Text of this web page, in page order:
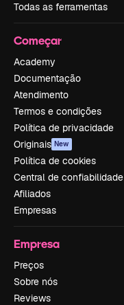
Todas as ferramentas
Começar
Academy
Documentação
Atendimento
Termos e condições
Política de privacidade
Originais New
Política de cookies
Central de confiabilidade
Afiliados
Empresas
Empresa
Preços
Sobre nós
Reviews